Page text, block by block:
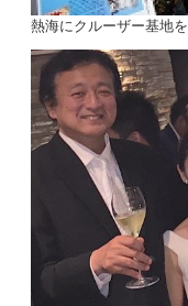
熱海にクルーザー基地を